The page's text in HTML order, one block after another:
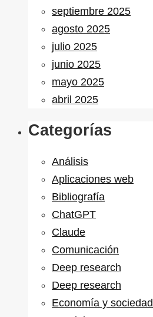
septiembre 2025
agosto 2025
julio 2025
junio 2025
mayo 2025
abril 2025
Categorías
Análisis
Aplicaciones web
Bibliografía
ChatGPT
Claude
Comunicación
Deep research
Deep research
Economía y sociedad